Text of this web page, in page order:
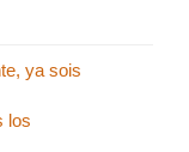
ya sois
los